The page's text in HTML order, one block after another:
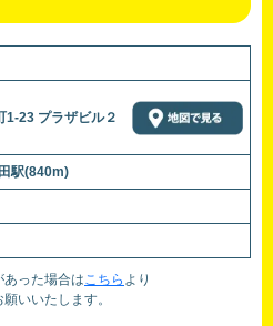
1-23 プラザビル２
駅(840m)
った場合はこちら より
いいたします。